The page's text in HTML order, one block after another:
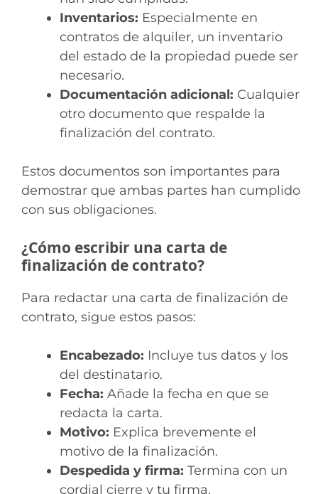
Inventarios: Especialmente en
contratos de alquiler, un inventario
del estado de la propiedad puede ser
necesario.
Documentación adicional: Cualquier
otro documento que respalde la
finalización del contrato.
Estos documentos son importantes para
demostrar que ambas partes han cumplido
con sus obligaciones.
¿Cómo escribir una carta de
finalización de contrato?
Para redactar una carta de finalización de
contrato, sigue estos pasos:
Encabezado: Incluye tus datos y los
del destinatario.
Fecha: Añade la fecha en que se
redacta la carta.
Motivo: Explica brevemente el
motivo de la finalización.
Despedida y firma: Termina con un
cordial cierre y tu firma.